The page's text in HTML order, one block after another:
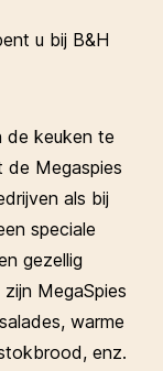
u bij B&H
de keuken te
de Megaspies
als bij
speciale
gezellig
MegaSpies
warme
enz.